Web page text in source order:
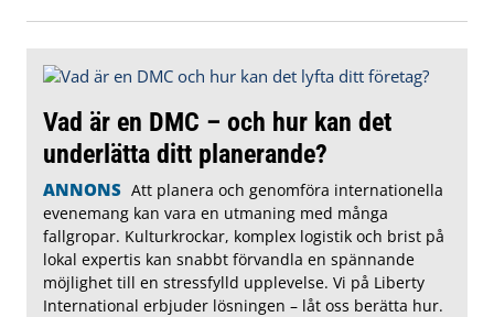
Vad är en DMC – och hur kan det
underlätta ditt planerande?
ANNONS Att planera och genomföra internationella
evenemang kan vara en utmaning med många
fallgropar. Kulturkrockar, komplex logistik och brist på
lokal expertis kan snabbt förvandla en spännande
möjlighet till en stressfylld upplevelse. Vi på Liberty
International erbjuder lösningen – låt oss berätta hur.